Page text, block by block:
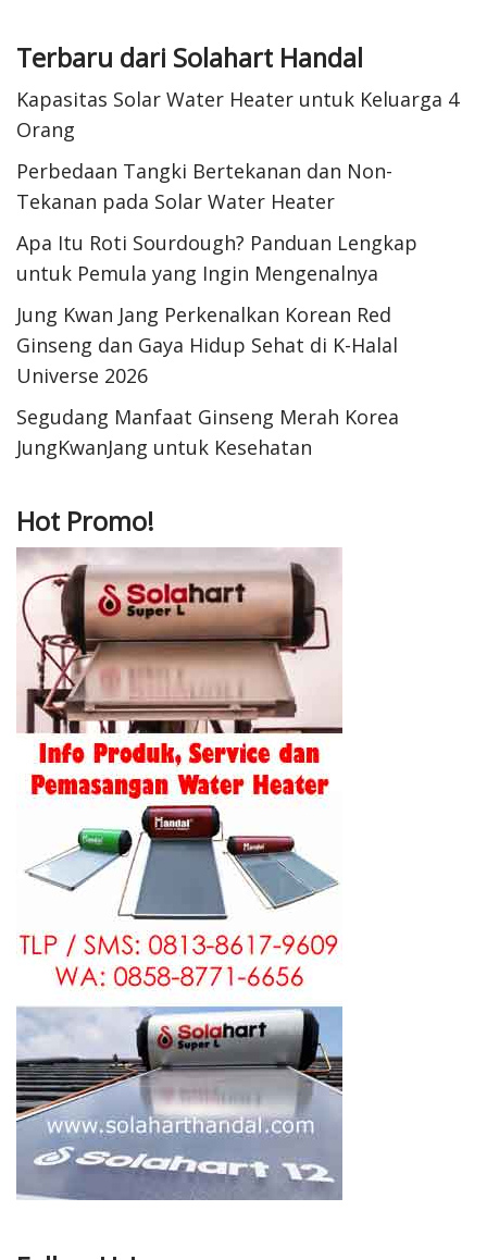
Terbaru dari Solahart Handal
Kapasitas Solar Water Heater untuk Keluarga 4
Orang
Perbedaan Tangki Bertekanan dan Non-
Tekanan pada Solar Water Heater
Apa Itu Roti Sourdough? Panduan Lengkap
untuk Pemula yang Ingin Mengenalnya
Jung Kwan Jang Perkenalkan Korean Red
Ginseng dan Gaya Hidup Sehat di K-Halal
Universe 2026
Segudang Manfaat Ginseng Merah Korea
JungKwanJang untuk Kesehatan
Hot Promo!